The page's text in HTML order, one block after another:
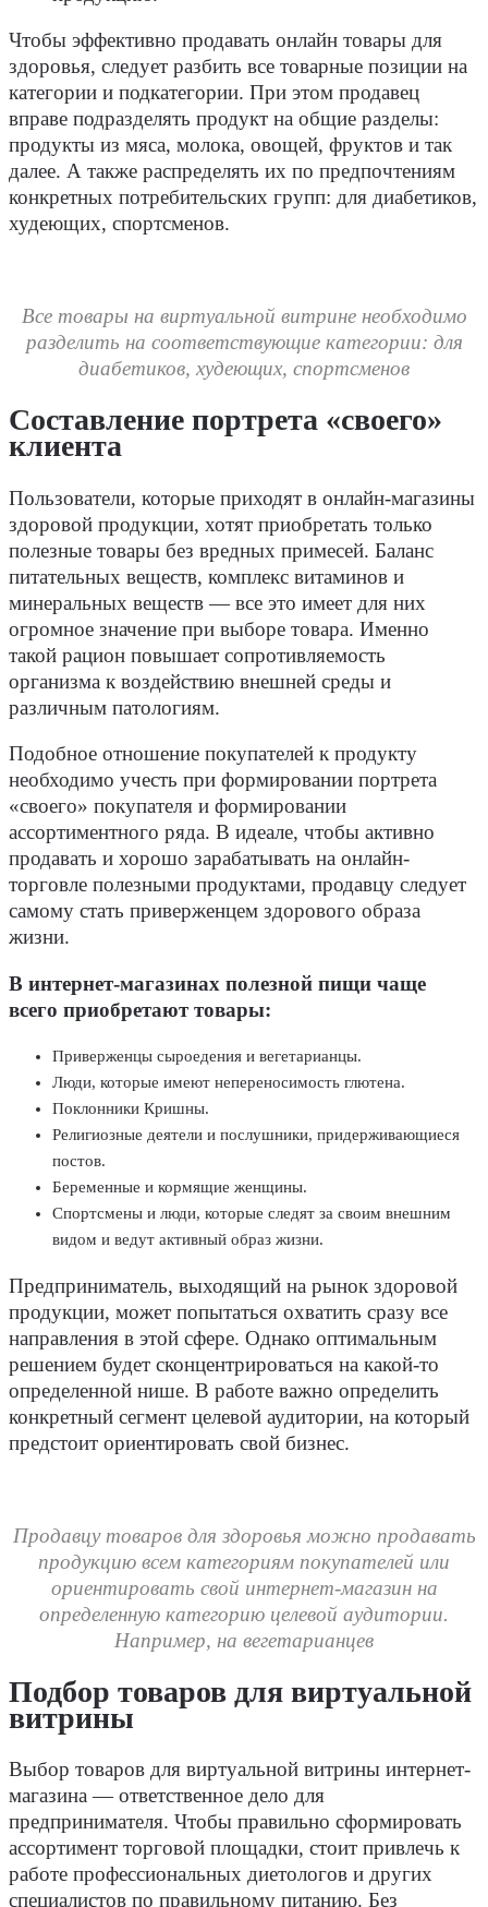
Чтобы эффективно продавать онлайн товары для
здоровья, следует разбить все товарные позиции на
категории и подкатегории. При этом продавец
вправе подразделять продукт на общие разделы:
продукты из мяса, молока, овощей, фруктов и так
далее. А также распределять их по предпочтениям
конкретных потребительских групп: для диабетиков,
худеющих, спортсменов.
Все товары на виртуальной витрине необходимо
разделить на соответствующие категории: для
диабетиков, худеющих, спортсменов
Составление портрета «своего»
клиента
Пользователи, которые приходят в онлайн-магазины
здоровой продукции, хотят приобретать только
полезные товары без вредных примесей. Баланс
питательных веществ, комплекс витаминов и
минеральных веществ — все это имеет для них
огромное значение при выборе товара. Именно
такой рацион повышает сопротивляемость
организма к воздействию внешней среды и
различным патологиям.
Подобное отношение покупателей к продукту
необходимо учесть при формировании портрета
«своего» покупателя и формировании
ассортиментного ряда. В идеале, чтобы активно
продавать и хорошо зарабатывать на онлайн-
торговле полезными продуктами, продавцу следует
самому стать приверженцем здорового образа
жизни.
В интернет-магазинах полезной пищи чаще
всего приобретают товары:
Приверженцы сыроедения и вегетарианцы.
Люди, которые имеют непереносимость глютена.
Поклонники Кришны.
Религиозные деятели и послушники, придерживающиеся
постов.
Беременные и кормящие женщины.
Спортсмены и люди, которые следят за своим внешним
видом и ведут активный образ жизни.
Предприниматель, выходящий на рынок здоровой
продукции, может попытаться охватить сразу все
направления в этой сфере. Однако оптимальным
решением будет сконцентрироваться на какой-то
определенной нише. В работе важно определить
конкретный сегмент целевой аудитории, на который
предстоит ориентировать свой бизнес.
Продавцу товаров для здоровья можно продавать
продукцию всем категориям покупателей или
ориентировать свой интернет-магазин на
определенную категорию целевой аудитории.
Например, на вегетарианцев
Подбор товаров для виртуальной
витрины
Выбор товаров для виртуальной витрины интернет-
магазина — ответственное дело для
предпринимателя. Чтобы правильно сформировать
ассортимент торговой площадки, стоит привлечь к
работе профессиональных диетологов и других
специалистов по правильному питанию. Без